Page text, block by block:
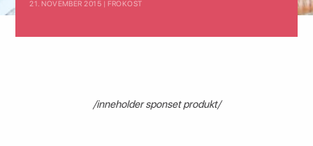
21. NOVEMBER 2015 | FROKOST
/inneholder sponset produkt/